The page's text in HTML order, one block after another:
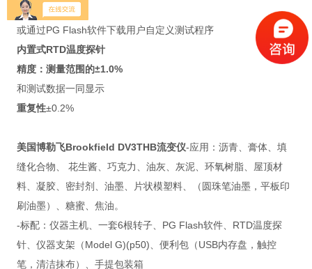
单机编程
或通过PG Flash软件下载用户自定义测试程序
内置式RTD温度探针
精度：测量范围的±1.0%
和测试数据一同显示
重复性±0.2%
美国博勒飞Brookfield DV3THB流变仪-应用：沥青、膏体、填
缝化合物、 花生酱、巧克力、油灰、灰泥、环氧树脂、屋顶材
料、凝胶、密封剂、油墨、片状模塑料、（圆珠笔油墨，平板印
刷油墨）、糖蜜、焦油。
-标配：仪器主机、一套6根转子、PG Flash软件、RTD温度探
针、仪器支架（Model G)(p50)、便利包（USB内存盘，触控
笔，清洁抹布）、手提包装箱